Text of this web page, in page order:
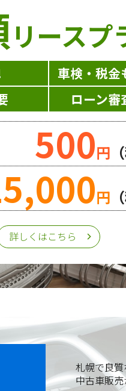
リースプ
車検・税金
ローン審
500円
円
詳しくはこちら
札幌で良
中古車販売